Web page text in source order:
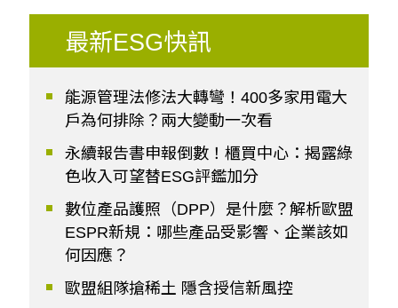
最新ESG快訊
能源管理法修法大轉彎！400多家用電大
戶為何排除？兩大變動一次看
永續報告書申報倒數！櫃買中心：揭露綠
色收入可望替ESG評鑑加分
數位產品護照（DPP）是什麼？解析歐盟
ESPR新規：哪些產品受影響、企業該如
何因應？
歐盟組隊搶稀土 隱含授信新風控